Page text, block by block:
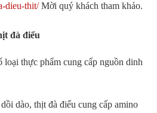
dieu-thit/Mời quý khách tham khảo.
đà điểu
loại thực phẩm cung cấp nguồn dinh
dào, thịt đà điểu cung cấp amino